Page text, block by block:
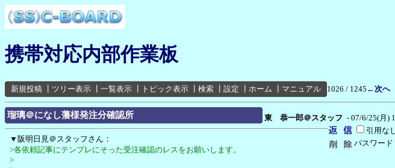
携帯対応内部作業板
新規投稿 ツリー表示 一覧表示 トピック表示 検索 設定 ホーム マニュアル 1026 / 1245 ←次へ
瑠璃＠になし藩様発注分確認所 東 恭一郎＠スタッフ - 07/6/25(月)
引用な
パスワード
▼阪明日見＠スタッフさん：
>各依頼記事にテンプレにそった受注確認のレスをお願いします。
>